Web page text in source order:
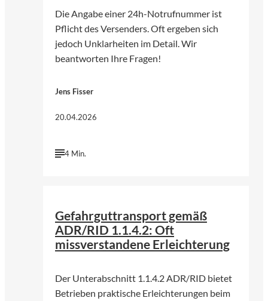
Die Angabe einer 24h-Notrufnummer ist
Pflicht des Versenders. Oft ergeben sich
jedoch Unklarheiten im Detail. Wir
beantworten Ihre Fragen!
Jens Fisser
20.04.2026
4 Min.
Gefahrguttransport gemäß
ADR/RID 1.1.4.2: Oft
missverstandene Erleichterung
Der Unterabschnitt 1.1.4.2 ADR/RID bietet
Betrieben praktische Erleichterungen beim